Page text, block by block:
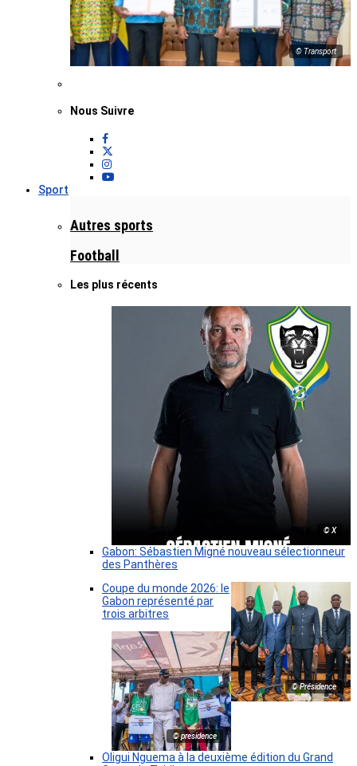
© Transport
Nous Suivre
Sport
Autres sports
Football
Les plus récents
© X
Gabon: Sébastien Migné nouveau sélectionneur
des Panthères
© Présidence
Coupe du monde 2026: le
Gabon représenté par
trois arbitres
© presidence
Oligui Nguema à la deuxième édition du Grand